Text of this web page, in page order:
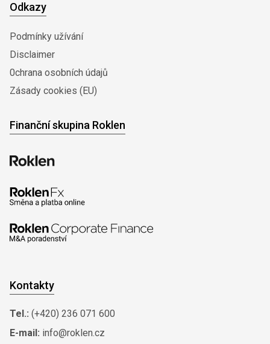
Odkazy
Podmínky užívání
Disclaimer
0chrana osobních údajů
Zásady cookies (EU)
Finanční skupina Roklen
Kontakty
Tel.: (+420) 236 071 600
E-mail: info@roklen.cz